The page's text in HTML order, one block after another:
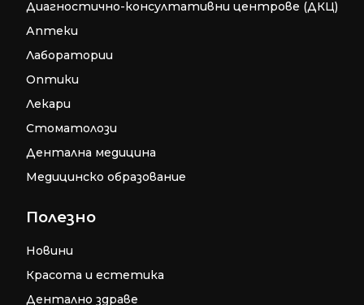
Диагностично-консултативни центрове (ДКЦ)
Аптеки
Лаборатории
Оптики
Лекари
Стоматолози
Дентална медицина
Медицинско образование
Полезно
Новини
Красота и естетика
Дентално здраве